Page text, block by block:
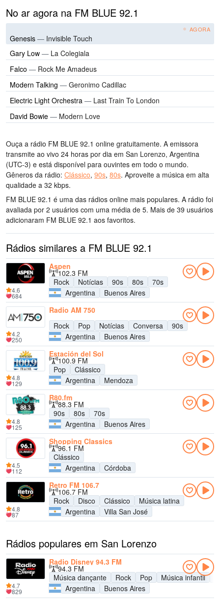
No ar agora na FM BLUE 92.1
AGORA
Genesis — Invisible Touch
Gary Low — La Colegiala
Falco — Rock Me Amadeus
Modern Talking — Geronimo Cadillac
Electric Light Orchestra — Last Train To London
David Bowie — Modern Love
Ouça a rádio FM BLUE 92.1 online gratuitamente. A emissora
transmite ao vivo 24 horas por dia em San Lorenzo, Argentina
(UTC-3) e está disponível para ouvintes em todo o mundo.
Gêneros da rádio: Clássico, 90s, 80s. Aproveite a música em alta
qualidade a 32 kbps.
FM BLUE 92.1 é uma das rádios online mais populares. A rádio foi
avaliada por 2 usuários com uma média de 5. Mais de 39 usuários
adicionaram FM BLUE 92.1 aos favoritos.
Rádios similares a FM BLUE 92.1
Aspen
102.3 FM
Rock
Notícias 90s 80s
70s
Argentina
Buenos Aires
4.6
684
Radio AM 750
Rock
Pop Notícias Conversa
90s
Argentina
Buenos Aires
4.2
250
Estación del Sol
100.9 FM
Pop
Clássico
Argentina
Mendoza
4.8
129
R80.fm
88.3 FM
90s
80s
70s
Argentina
Buenos Aires
4.8
125
Shopping Classics
96.1 FM
Clássico
Argentina
Córdoba
4.5
112
Retro FM 106.7
106.7 FM
Rock
Disco Clássico
Música latina
Argentina
Villa San José
4.8
87
Rádios populares em San Lorenzo
Radio Disney 94.3 FM
94.3 FM
Música dançante
Rock Pop Música infantil
Argentina
Buenos Aires
4.7
829